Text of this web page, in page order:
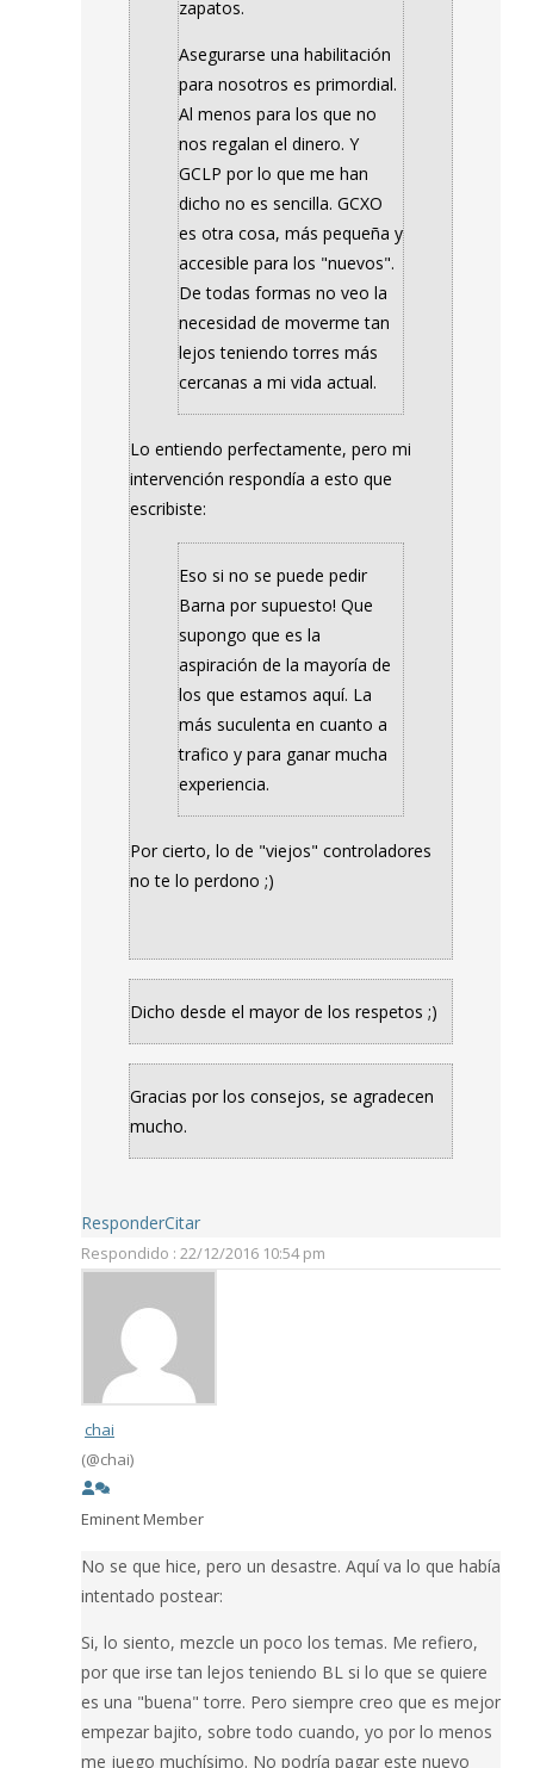
zapatos.
Asegurarse una habilitación
para nosotros es primordial.
Al menos para los que no
nos regalan el dinero. Y
GCLP por lo que me han
dicho no es sencilla. GCXO
es otra cosa, más pequeña y
accesible para los "nuevos".
De todas formas no veo la
necesidad de moverme tan
lejos teniendo torres más
cercanas a mi vida actual.
Lo entiendo perfectamente, pero mi
intervención respondía a esto que
escribiste:
Eso si no se puede pedir
Barna por supuesto! Que
supongo que es la
aspiración de la mayoría de
los que estamos aquí. La
más suculenta en cuanto a
trafico y para ganar mucha
experiencia.
Por cierto, lo de "viejos" controladores
no te lo perdono ;)
Dicho desde el mayor de los respetos ;)
Gracias por los consejos, se agradecen
mucho.
ResponderCitar
Respondido : 22/12/2016 10:54 pm
chai
(@chai)
Eminent Member
No se que hice, pero un desastre. Aquí va lo que había
intentado postear:
Si, lo siento, mezcle un poco los temas. Me refiero,
por que irse tan lejos teniendo BL si lo que se quiere
es una "buena" torre. Pero siempre creo que es mejor
empezar bajito, sobre todo cuando, yo por lo menos
me juego muchísimo. No podría pagar este nuevo